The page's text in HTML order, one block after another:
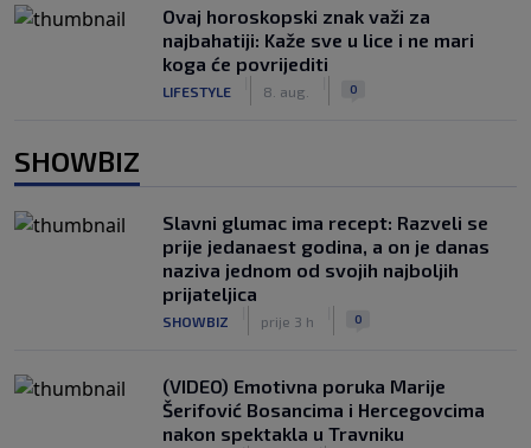
Ovaj horoskopski znak važi za
najbahatiji: Kaže sve u lice i ne mari
koga će povrijediti
LIFESTYLE 8. aug. 0
SHOWBIZ
Slavni glumac ima recept: Razveli se
prije jedanaest godina, a on je danas
naziva jednom od svojih najboljih
prijateljica
SHOWBIZ prije 3 h 0
(VIDEO) Emotivna poruka Marije
Šerifović Bosancima i Hercegovcima
nakon spektakla u Travniku